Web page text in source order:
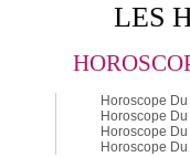
LES
Horoscope
Horoscope
Horoscope
Horoscope